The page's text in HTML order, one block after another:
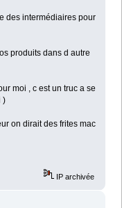
des intermédiaires pour
produits dans d autre
moi , c est un truc a se
)
on dirait des frites mac
IP archivée